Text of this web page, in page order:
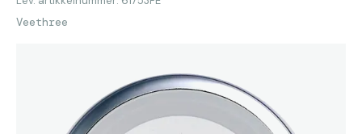
Veethree